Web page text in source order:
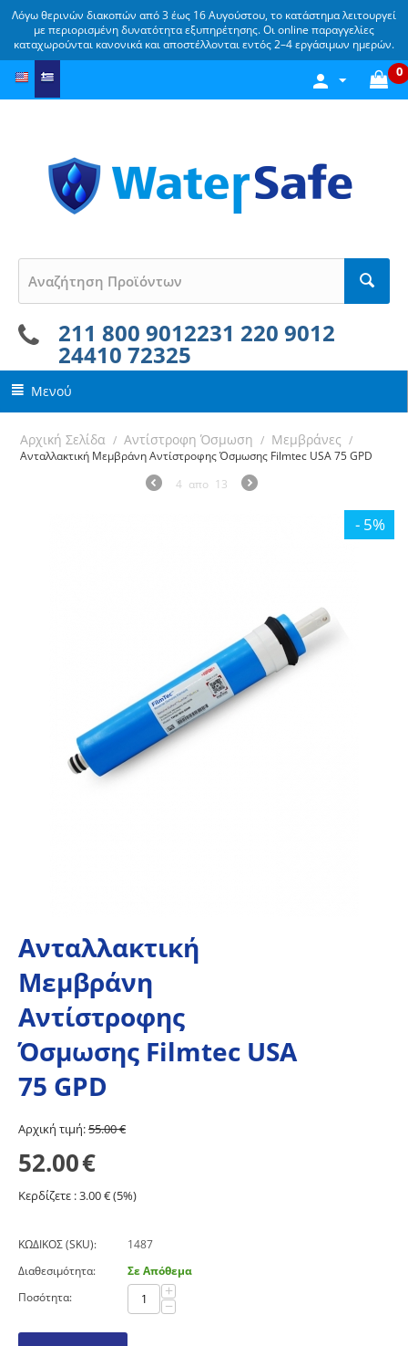
Λόγω θερινών διακοπών από 3 έως 16 Αυγούστου, το κατάστημα λειτουργεί
με περιορισμένη δυνατότητα εξυπηρέτησης. Οι online παραγγελίες
καταχωρούνται κανονικά και αποστέλλονται εντός 2–4 εργάσιμων ημερών.
0
211 800 9012231 220 9012
24410 72325
Μενού
Αρχική Σελίδα / Αντίστροφη Όσμωση / Μεμβράνες /
Ανταλλακτική Mεμβράνη Αντίστροφης Όσμωσης Filmtec USA 75 GPD
4 απο 13
- 5%
Ανταλλακτική
Mεμβράνη
Αντίστροφης
Όσμωσης Filmtec USA
75 GPD
Aρχική τιμή:55.00€
52.00€
Κερδίζετε :3.00€ (5%)
ΚΩΔΙΚΟΣ (SKU):
1487
Διαθεσιμότητα:
Σε Απόθεμα
Ποσότητα:
+
−